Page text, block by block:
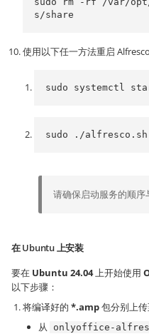
使用以下任一方法重启
sudo systemctl
sudo ./
请确保启动服务的顺序
在 Ubuntu 上安装
要在 Ubuntu 24.04上开始使用
以下步骤：
将编译好的 *.amp包分别上
从
onlyoffice-